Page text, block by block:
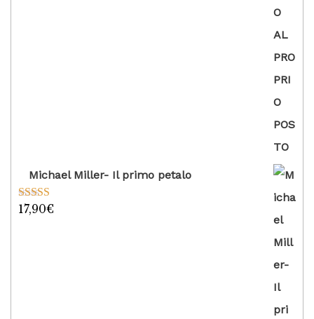
Michael Miller- Il primo petalo
Valutato
17,90€